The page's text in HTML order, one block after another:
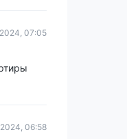
07:05
06:58